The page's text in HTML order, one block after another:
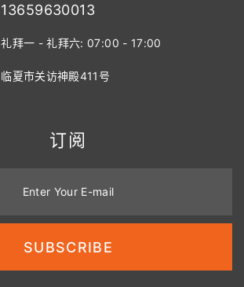
13659630013
礼拜一 - 礼拜六: 07:00 - 17:00
临夏市关访神殿411号
订阅
Enter Your E-mail
SUBSCRIBE